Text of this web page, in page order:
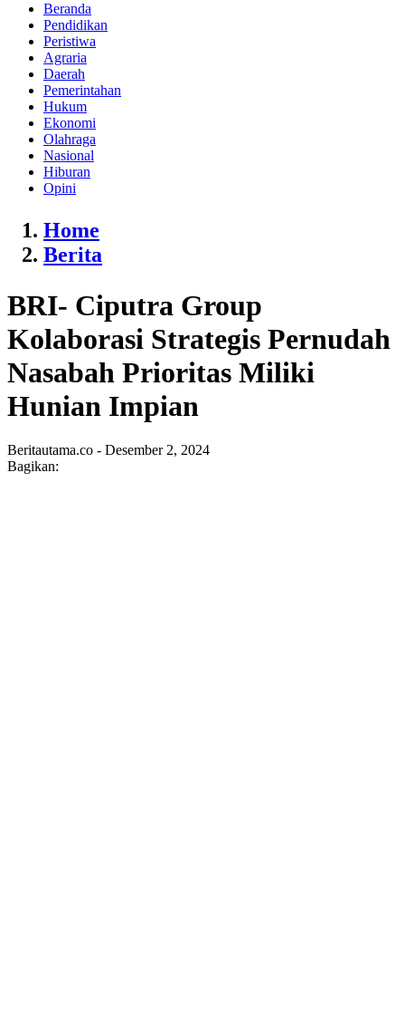
Beranda
Pendidikan
Peristiwa
Agraria
Daerah
Pemerintahan
Hukum
Ekonomi
Olahraga
Nasional
Hiburan
Opini
Home
Berita
BRI- Ciputra Group
Kolaborasi Strategis Pernudah
Nasabah Prioritas Miliki
Hunian Impian
Beritautama.co - Desember 2, 2024
Bagikan: